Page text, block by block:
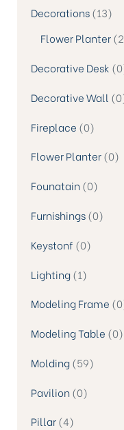
Decorations 13
Flower Planter 2
Decorative Desk 0
Decorative Wall 0
Fireplace 0
Flower Planter 0
Founatain 0
Furnishings 0
Keystonf 0
Lighting 1
Modeling Frame 0
Modeling Table 0
Molding 59
Pavilion 0
Pillar 4